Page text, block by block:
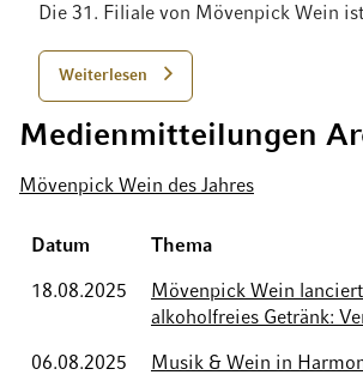
Die 31. Filiale von Mövenpick Wein
Weiterlesen
Medienmitteilungen
Mövenpick Wein des Jahres
Datum Thema
18.08.2025
Mövenpick Wein
alkoholfreies Getränk:
06.08.2025
Musik & Wein in